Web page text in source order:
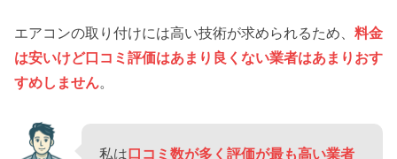
エアコンの取り付けには高い技術が求められるため、 料金
は安いけど口コミ評価はあまり良くない業者はあまりおす
すめしません。
私は口コミ数が多く評価が最も高い業者